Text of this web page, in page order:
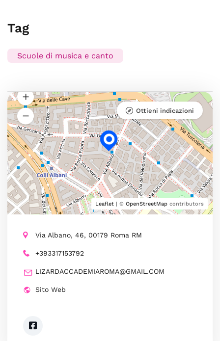
Tag
Scuole di musica e canto
Leaflet | © OpenStreetMap contributors
Ottieni indicazioni
Via Albano, 46, 00179 Roma RM
+393317153792
LIZARDACCADEMIAROMA@GMAIL.COM
Sito Web